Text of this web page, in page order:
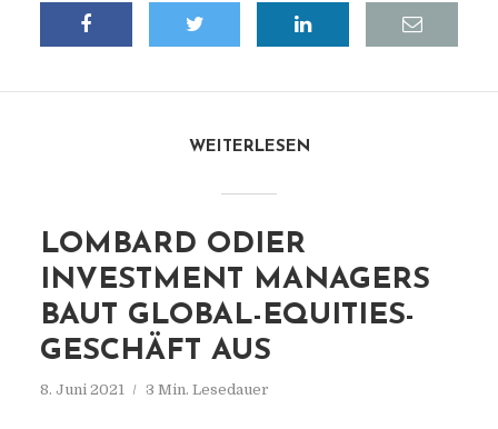
WEITERLESEN
LOMBARD ODIER
INVESTMENT MANAGERS
BAUT GLOBAL-EQUITIES-
GESCHÄFT AUS
8. Juni 2021 3 Min. Lesedauer